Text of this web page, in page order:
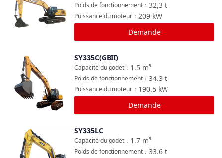
32,3 t
Poids de fonctionnement ：
209 kW
Puissance du moteur ：
Demande
Comparer
SY335C(GBII)
1.5 m³
Capacité du godet ：
34.3 t
Poids de fonctionnement ：
190.5 kW
Puissance du moteur ：
Demande
Comparer
SY335LC
1.7 m³
Capacité du godet ：
33.6 t
Poids de fonctionnement ：